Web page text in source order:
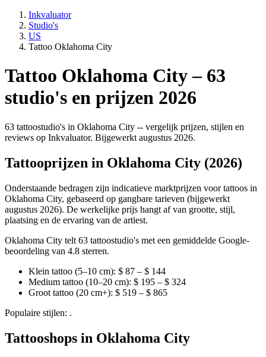
Inkvaluator
Studio's
US
Tattoo Oklahoma City
Tattoo Oklahoma City – 63
studio's en prijzen 2026
63 tattoostudio's in Oklahoma City -- vergelijk prijzen, stijlen en
reviews op Inkvaluator. Bijgewerkt augustus 2026.
Tattooprijzen in Oklahoma City (2026)
Onderstaande bedragen zijn indicatieve marktprijzen voor tattoos in
Oklahoma City, gebaseerd op gangbare tarieven (bijgewerkt
augustus 2026). De werkelijke prijs hangt af van grootte, stijl,
plaatsing en de ervaring van de artiest.
Oklahoma City telt 63 tattoostudio's met een gemiddelde Google-
beoordeling van 4.8 sterren.
Klein tattoo (5–10 cm): $ 87 – $ 144
Medium tattoo (10–20 cm): $ 195 – $ 324
Groot tattoo (20 cm+): $ 519 – $ 865
Populaire stijlen: .
Tattooshops in Oklahoma City